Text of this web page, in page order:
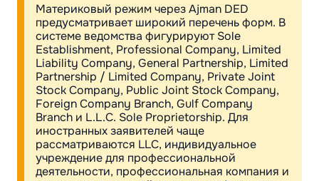
Материковый режим через Ajman DED
предусматривает широкий перечень форм. В
системе ведомства фигурируют Sole
Establishment, Professional Company, Limited
Liability Company, General Partnership, Limited
Partnership / Limited Company, Private Joint
Stock Company, Public Joint Stock Company,
Foreign Company Branch, Gulf Company
Branch и L.L.C. Sole Proprietorship. Для
иностранных заявителей чаще
рассматриваются LLC, индивидуальное
учреждение для профессиональной
деятельности, профессиональная компания и